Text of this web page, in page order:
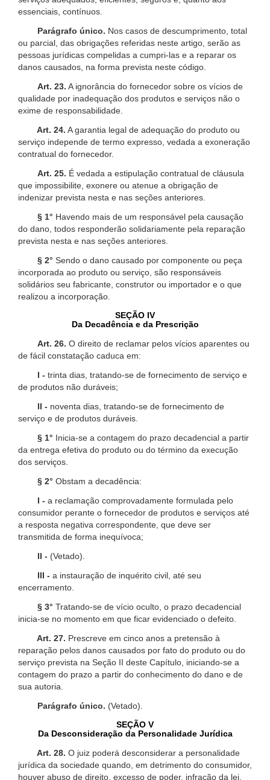
essenciais, contínuos.
Parágrafo único. Nos casos de descumprimento, total
ou parcial, das obrigações referidas neste artigo, serão as
pessoas jurídicas compelidas a cumpri-las e a reparar os
danos causados, na forma prevista neste código.
Art. 23. A ignorância do fornecedor sobre os vícios de
qualidade por inadequação dos produtos e serviços não o
exime de responsabilidade.
Art. 24. A garantia legal de adequação do produto ou
serviço independe de termo expresso, vedada a exoneração
contratual do fornecedor.
Art. 25. É vedada a estipulação contratual de cláusula
que impossibilite, exonere ou atenue a obrigação de
indenizar prevista nesta e nas seções anteriores.
§ 1° Havendo mais de um responsável pela causação
do dano, todos responderão solidariamente pela reparação
prevista nesta e nas seções anteriores.
§ 2° Sendo o dano causado por componente ou peça
incorporada ao produto ou serviço, são responsáveis
solidários seu fabricante, construtor ou importador e o que
realizou a incorporação.
SEÇÃO IV
Da Decadência e da Prescrição
Art. 26. O direito de reclamar pelos vícios aparentes ou
de fácil constatação caduca em:
I - trinta dias, tratando-se de fornecimento de serviço e
de produtos não duráveis;
II - noventa dias, tratando-se de fornecimento de
serviço e de produtos duráveis.
§ 1° Inicia-se a contagem do prazo decadencial a partir
da entrega efetiva do produto ou do término da execução
dos serviços.
§ 2° Obstam a decadência:
I - a reclamação comprovadamente formulada pelo
consumidor perante o fornecedor de produtos e serviços até
a resposta negativa correspondente, que deve ser
transmitida de forma inequívoca;
II - (Vetado).
III - a instauração de inquérito civil, até seu
encerramento.
§ 3° Tratando-se de vício oculto, o prazo decadencial
inicia-se no momento em que ficar evidenciado o defeito.
Art. 27. Prescreve em cinco anos a pretensão à
reparação pelos danos causados por fato do produto ou do
serviço prevista na Seção II deste Capítulo, iniciando-se a
contagem do prazo a partir do conhecimento do dano e de
sua autoria.
Parágrafo único. (Vetado).
SEÇÃO V
Da Desconsideração da Personalidade Jurídica
Art. 28. O juiz poderá desconsiderar a personalidade
jurídica da sociedade quando, em detrimento do consumidor,
houver abuso de direito, excesso de poder, infração da lei,